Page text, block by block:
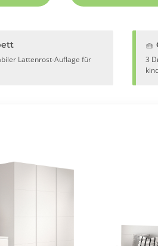
Lattenrost-Auflage für
🧺
3